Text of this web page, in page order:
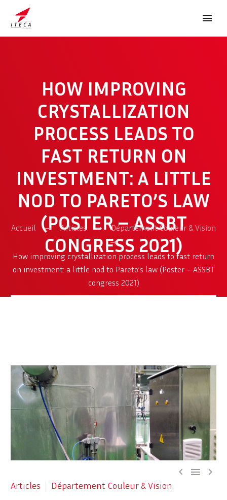
ENGLISH
HOW IMPROVING
CRYSTALLIZATION
PROCESS LEADS TO
FAST RETURN ON
INVESTMENT: A LITTLE
NOD TO PARETO’S LAW
(POSTER – ASSBT
CONGRESS 2021)
Accueil Articles Département Couleur & Vision
How improving crystallization process leads to fast return
on investment: a little nod to Pareto’s law (Poster – ASSBT
congress 2021)
  
Articles Département Couleur & Vision